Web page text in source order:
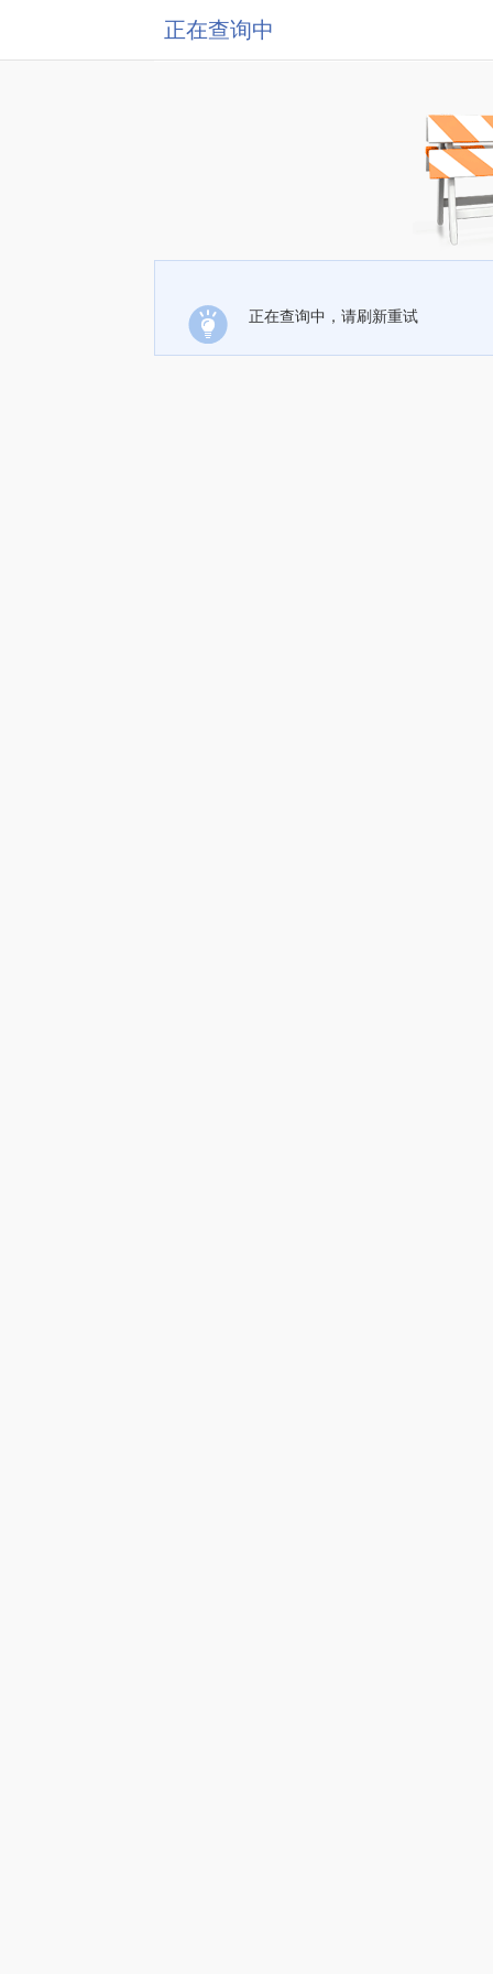
正在查询中
正在查询中，请刷新重试